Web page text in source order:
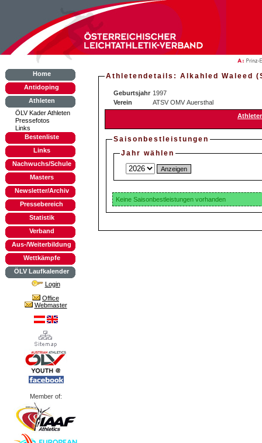
Home
Antidoping
Athleten
ÖLV Kader Athleten
Pressefotos
Links
Bestenliste
Links
Nachwuchs/Schule
Masters
Newsletter/Archiv
Pressebereich
Statistik
Verband
Aus-/Weiterbildung
Wettkämpfe
ÖLV Laufkalender
Login
Office
Webmaster
Member of:
Athletendetails: Alkahled Waleed
Geburtsjahr 1997
Verein
ATSV OMV Auersthal
Saisonbestleistungen
Jahr wählen
Keine Saisonbestleistungen vorhanden